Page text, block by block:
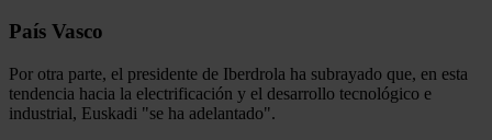
País Vasco
Por otra parte, el presidente de Iberdrola ha subrayado que, en esta
tendencia hacia la electrificación y el desarrollo tecnológico e
industrial, Euskadi "se ha adelantado".